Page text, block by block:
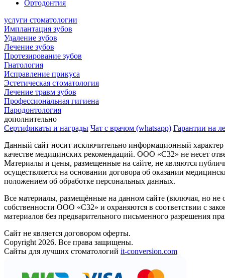
Ортодонтия
услуги стоматологии
Имплантация зубов
Удаление зубов
Лечение зубов
Протезирование зубов
Гнатология
Исправление прикуса
Эстетическая стоматология
Лечение травм зубов
Профессиональная гигиена
Пародонтология
дополнительно
Сертификаты и награды Чат с врачом (whatsapp) Гарантии на
Данный сайт носит исключительно информационный характер
качестве медицинских рекомендаций. ООО «С32» не несет
Материалы и цены, размещенные на сайте, не являются
осуществляется на основании договора об оказании
положением об обработке персональных данных.
Все материалы, размещённые на данном сайте (включая, но не
собственности ООО «С32» и охраняются в соответствии с
материалов без предварительного письменного разрешения
Сайт не является договором оферты.
Copyright 2026. Все права защищены.
Сайты для лучших стоматологий it-conversion.com